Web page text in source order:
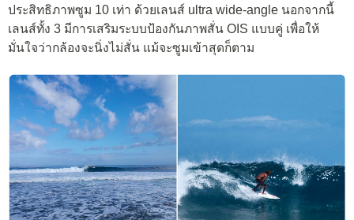
ประสิทธิภาพซูม 10 เท่า ด้วยเลนส์ ultra wide-angle นอกจากนี้
เลนส์ทั้ง 3 มีการเสริมระบบป้องกันภาพสั่น OIS แบบคู่ เพื่อให้
มั่นใจว่ากล้องจะนิ่งไม่สั่น แม้จะซูมเข้าสุดก็ตาม